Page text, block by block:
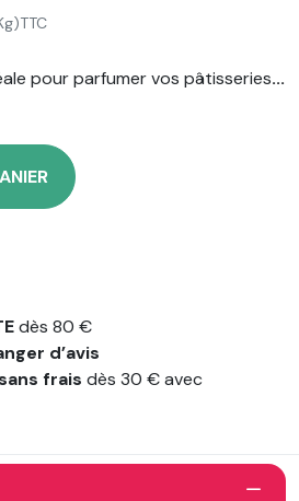
TTC
pour parfumer vos pâtisseries...
dès 80 €
d’avis
fraisdès 30 € avec